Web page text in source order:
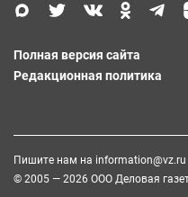
Полная версия сайта
Редакционная политика
Пишите нам на information@vz.ru
© 2005 — 2026 ООО Деловая